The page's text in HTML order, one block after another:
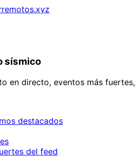
sísmico
en directo, eventos más
destacados
del feed